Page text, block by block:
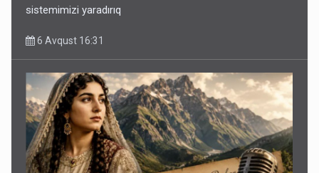
sistemimizi yaradırıq
6 Avqust 16:31